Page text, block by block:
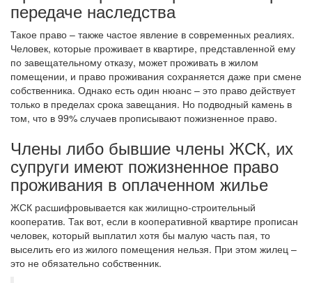
передаче наследства
Такое право – также частое явление в современных реалиях.
Человек, которые проживает в квартире, представленной ему
по завещательному отказу, может проживать в жилом
помещении, и право проживания сохраняется даже при смене
собственника. Однако есть один нюанс – это право действует
только в пределах срока завещания. Но подводный камень в
том, что в 99% случаев прописывают пожизненное право.
Члены либо бывшие члены ЖСК, их
супруги имеют пожизненное право
проживания в оплаченном жилье
ЖСК расшифровывается как жилищно-строительный
кооператив. Так вот, если в кооперативной квартире прописан
человек, который выплатил хотя бы малую часть пая, то
выселить его из жилого помещения нельзя. При этом жилец –
это не обязательно собственник.